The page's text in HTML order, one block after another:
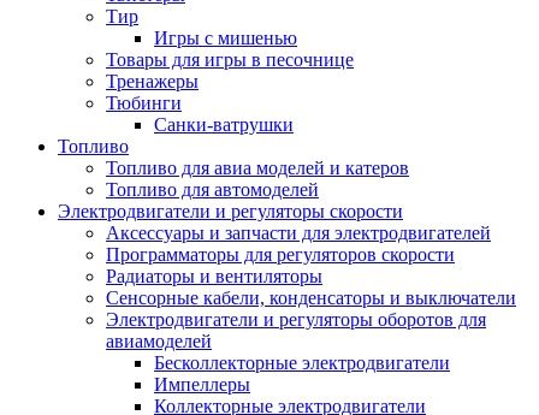
Тир
Игры с мишенью
Товары для игры в песочнице
Тренажеры
Тюбинги
Санки-ватрушки
Топливо
Топливо для авиа моделей и катеров
Топливо для автомоделей
Электродвигатели и регуляторы скорости
Аксессуары и запчасти для электродвигателей
Программаторы для регуляторов скорости
Радиаторы и вентиляторы
Сенсорные кабели, конденсаторы и выключатели
Электродвигатели и регуляторы оборотов для
авиамоделей
Бесколлекторные электродвигатели
Импеллеры
Коллекторные электродвигатели